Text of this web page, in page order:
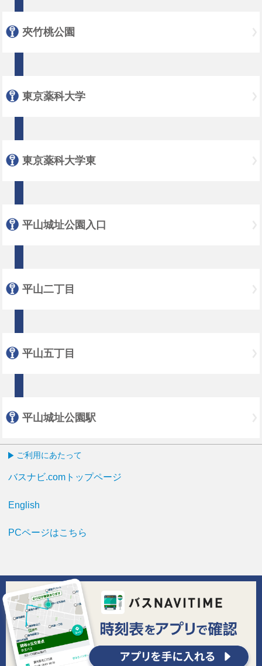
夾竹桃公園
東京薬科大学
東京薬科大学東
平山城址公園入口
平山二丁目
平山五丁目
平山城址公園駅
ご利用にあたって
バスナビ.comトップページ
English
PCページはこちら